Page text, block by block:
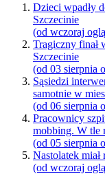
Dzieci wpadły
Szczecinie
(od wczoraj
Tragiczny finał
Szczecinie
(od 03 sierpnia
Sąsiedzi
samotnie w
(od 06 sierpnia
Pracownicy
mobbing. W tle
(od 05 sierpnia
Nastolatek miał
(od wczoraj